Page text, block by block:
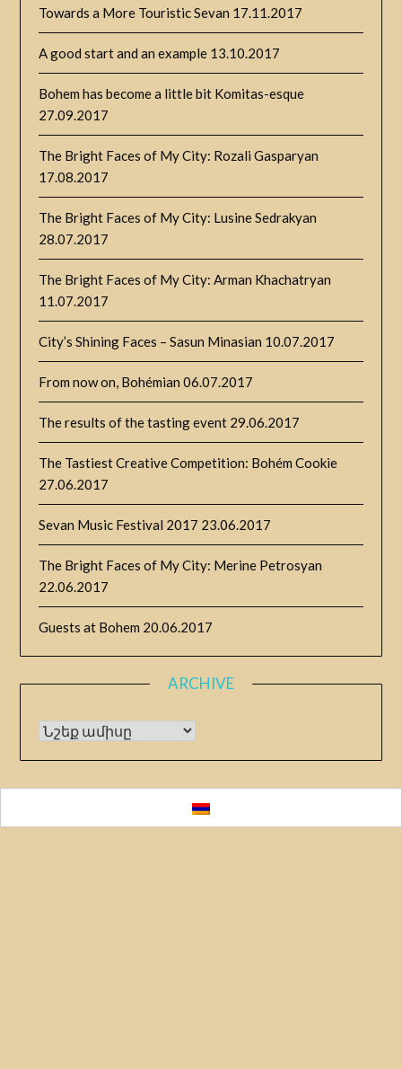
Towards a More Touristic Sevan 17.11.2017
A good start and an example 13.10.2017
Bohem has become a little bit Komitas-esque
27.09.2017
The Bright Faces of My City: Rozali Gasparyan
17.08.2017
The Bright Faces of My City: Lusine Sedrakyan
28.07.2017
The Bright Faces of My City: Arman Khachatryan
11.07.2017
City’s Shining Faces – Sasun Minasian 10.07.2017
From now on, Bohémian 06.07.2017
The results of the tasting event 29.06.2017
The Tastiest Creative Competition: Bohém Cookie
27.06.2017
Sevan Music Festival 2017 23.06.2017
The Bright Faces of My City: Merine Petrosyan
22.06.2017
Guests at Bohem 20.06.2017
ARCHIVE
Archive